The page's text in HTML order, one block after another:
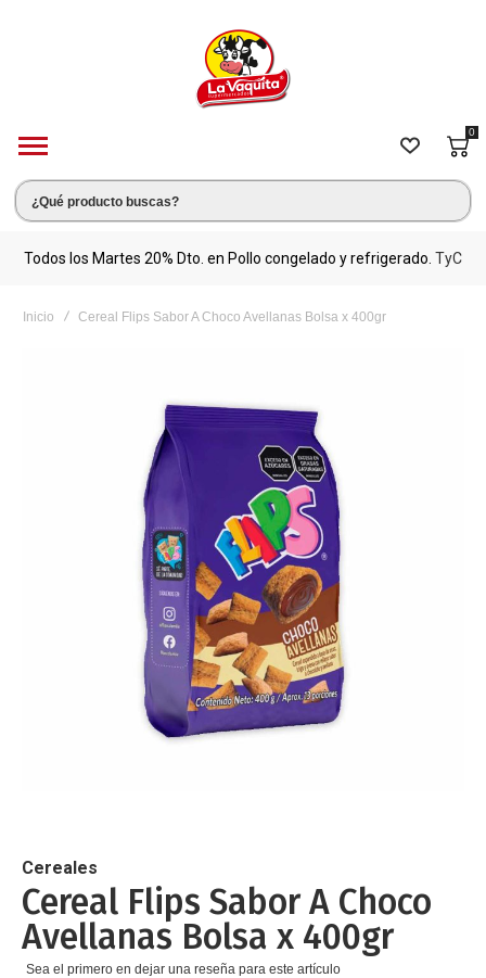
0
Todos los Martes 20% Dto. en Pollo congelado y refrigerado. TyC
Inicio Cereal Flips Sabor A Choco Avellanas Bolsa x 400gr
de
la
galería
de
imágenes
Cereales
Cereal Flips Sabor A Choco
Avellanas Bolsa x 400gr
Sea el primero en dejar una reseña para este artículo